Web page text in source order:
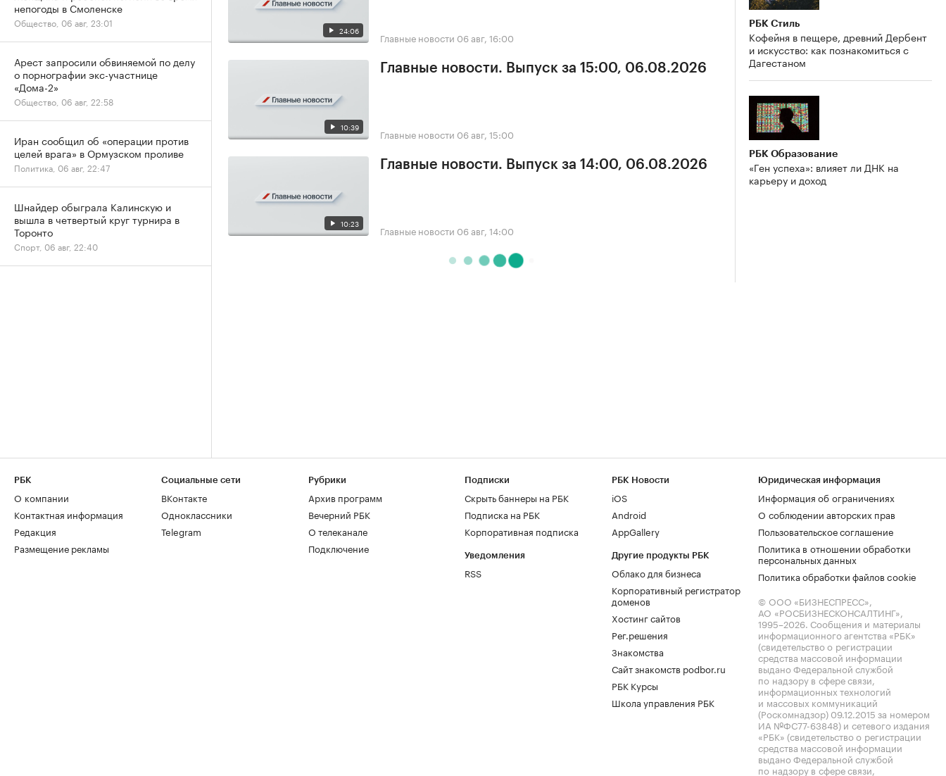
24:06 Главные новости 06 авг, 16:00
10:39
Главные новости. Выпуск за 15:00, 06.08.2026
Главные новости 06 авг, 15:00
10:23
Главные новости. Выпуск за 14:00, 06.08.2026
Главные новости 06 авг, 14:00
РБК Стиль
Кофейня в пещере, древний Дербент
и искусство: как познакомиться с
Дагестаном
РБК Образование
«Ген успеха»: влияет ли ДНК на
карьеру и доход
непогоды в Смоленске
Общество, 06 авг, 23:01
Арест запросили обвиняемой по делу
о порнографии экс-участнице
«Дома-2»
Общество, 06 авг, 22:58
Иран сообщил об «операции против
целей врага» в Ормузском проливе
Политика, 06 авг, 22:47
Шнайдер обыграла Калинскую и
вышла в четвертый круг турнира в
Торонто
Спорт, 06 авг, 22:40
РБК
О компании
Контактная информация
Редакция
Размещение рекламы
Социальные сети
ВКонтакте
Одноклассники
Telegram
Рубрики
Архив программ
Вечерний РБК
О телеканале
Подключение
Подписки
Скрыть баннеры на РБК
Подписка на РБК
Корпоративная подписка
Уведомления
RSS
РБК Новости
iOS
Android
AppGallery
Другие продукты РБК
Облако для бизнеса
Корпоративный регистратор
доменов
Хостинг сайтов
Рег.решения
Знакомства
Сайт знакомств podbor.ru
РБК Курсы
Школа управления РБК
Юридическая информация
Информация об ограничениях
О соблюдении авторских прав
Пользовательское соглашение
Политика в отношении обработки
персональных данных
Политика обработки файлов cookie
© ООО «БИЗНЕСПРЕСС»,
АО «РОСБИЗНЕСКОНСАЛТИНГ»,
1995–2026. Сообщения и материалы
информационного агентства «РБК»
(свидетельство о регистрации
средства массовой информации
выдано Федеральной службой
по надзору в сфере связи,
информационных технологий
и массовых коммуникаций
(Роскомнадзор) 09.12.2015 за номером
ИА №ФС77-63848) и сетевого издания
«РБК» (свидетельство о регистрации
средства массовой информации
выдано Федеральной службой
по надзору в сфере связи,